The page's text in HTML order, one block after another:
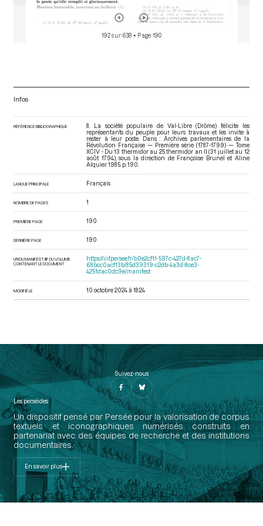
192 sur 638 • Page 190
Infos
RÉFÉRENCE BIBLIOGRAPHIQUE
8. La société populaire de Val-Libre (Drôme) félicite les
représentants du peuple pour leurs travaux et les invite à
rester à leur poste. Dans : Archives parlementaires de la
Révolution Française — Première série (1787-1799) — Tome
XCIV - Du 13 thermidor au 25 thermidor an II (31 juillet au 12
août 1794), sous la direction de Françoise Brunel et Aline
Alquier. 1985. p. 190.
LANGUE PRINCIPALE Français
NOMBRE DE PAGES 1
PREMIÈRE PAGE 190
DERNIÈRE PAGE 190
URI DU MANIFEST IIIF DU VOLUME
CONTENANT LE DOCUMENT
https://iiif.persee.fr/b0e2cf11-597c-427d-8ac7-
68bcc0acf13b/85d39319-c2db-4a3d-8ce3-
4251dac0dc9e/manifest
MODIFIÉ LE 10 octobre 2024 à 18:24
Suivez-nous
Les perséides
Un dispositif pensé par Persée pour la valorisation de corpus
textuels et iconographiques numérisés construits en
partenariat avec des équipes de recherche et des institutions
documentaires.
En savoir plus